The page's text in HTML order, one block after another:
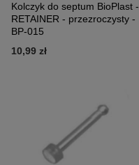
Kolczyk do septum BioPlast -
RETAINER - przezroczysty -
BP-015
10,99 zł